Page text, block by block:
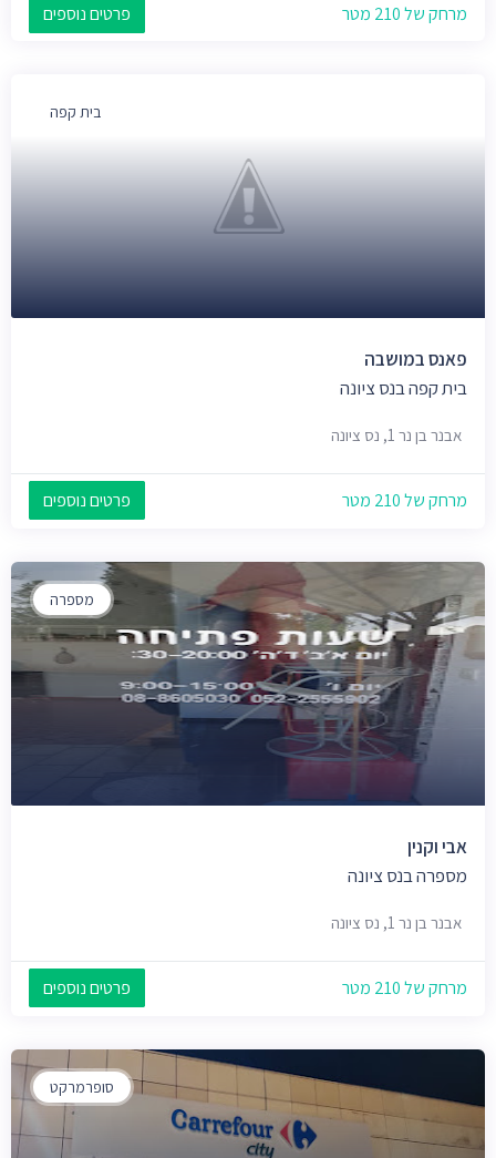
מרחק של 210 מטר פרטים נוספים
בית קפה
פאנס במושבה
בית קפה בנס ציונה
אבנר בן נר 1, נס ציונה
מרחק של 210 מטר פרטים נוספים
מספרה
אבי וקנין
מספרה בנס ציונה
אבנר בן נר 1, נס ציונה
מרחק של 210 מטר פרטים נוספים
סופרמרקט